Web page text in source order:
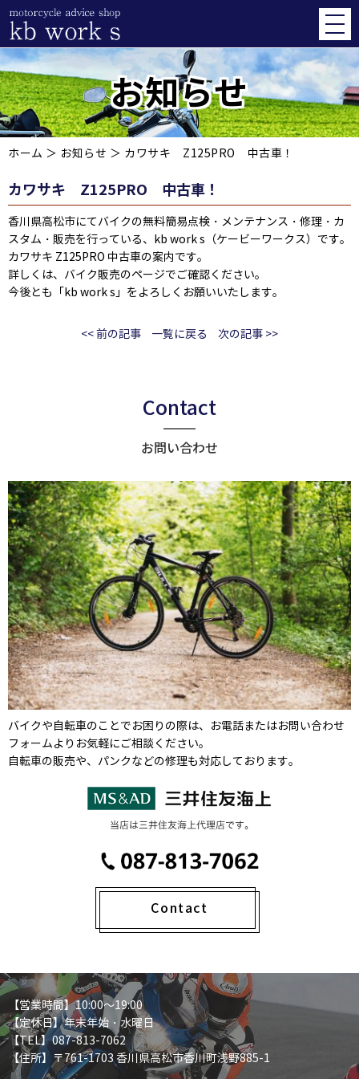
お知らせ
ホーム ＞ お知らせ ＞ カワサキ Z125PRO 中古車！
カワサキ Z125PRO 中古車！
香川県高松市にてバイクの無料簡易点検・メンテナンス・修理・カ
スタム・販売を行っている、kb work s（ケービーワークス）です。
カワサキ Z125PRO 中古車の案内です。
詳しくは、バイク販売のページでご確認ください。
今後とも「kb work s」をよろしくお願いいたします。
<< 前の記事 一覧に戻る 次の記事 >>
Contact
お問い合わせ
バイクや自転車のことでお困りの際は、お電話またはお問い合わせ
フォームよりお気軽にご相談ください。
自転車の販売や、パンクなどの修理も対応しております。
Contact
【営業時間】10:00～19:00
【定休日】年末年始・水曜日
【TEL】087-813-7062
【住所】〒761-1703 香川県高松市香川町浅野885-1